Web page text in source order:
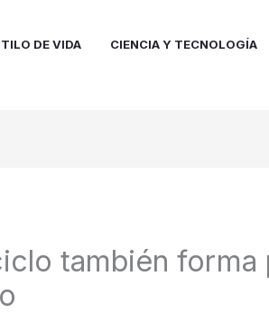
DE VIDA CIENCIA Y TECNOLOGÍA
también forma